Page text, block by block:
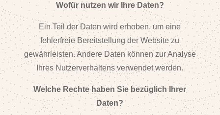
Wofür nutzen wir Ihre Daten?
Ein Teil der Daten wird erhoben, um eine
fehlerfreie Bereitstellung der Website zu
gewährleisten. Andere Daten können zur Analyse
Ihres Nutzerverhaltens verwendet werden.
Welche Rechte haben Sie bezüglich Ihrer
Daten?